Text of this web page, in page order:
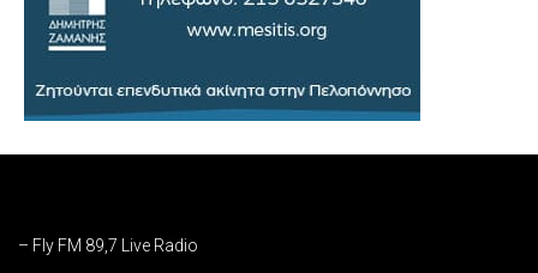
– Fly FM 89,7 Live Radio